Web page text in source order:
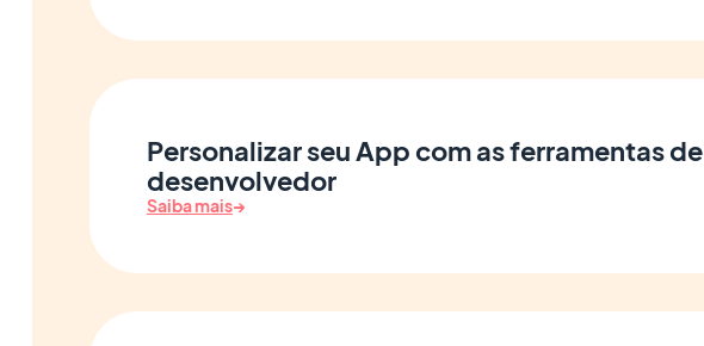
Personalizar seu App com as ferramentas de
desenvolvedor
Saiba mais→